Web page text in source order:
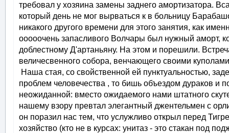
требовал у хозяина замены заднего амортизатора.
который день не мог вырваться к в больницу
никакого другого времени для этого занятия, как
ооооочень запасливого Волчары был нужный аморт,
доблестному Д'артаньяну. На этом и порешили.
величесвенного собора, венчающего своими
Наша стая, со свойственной ей пунктуальностью,
проблем человечества , то бишь объездом дураков и
неожиданной: вместо ожидаемого нами штатного
нашему взору превтал элегантный джентельмен с
он поразил нас тем, что услужливо открыл перед
хозяйство (кто не в курсах: унитаз - это стакан под